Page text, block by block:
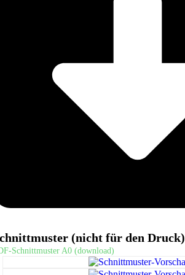
(nicht für den Druck)
Schnittmuster A0 (download)